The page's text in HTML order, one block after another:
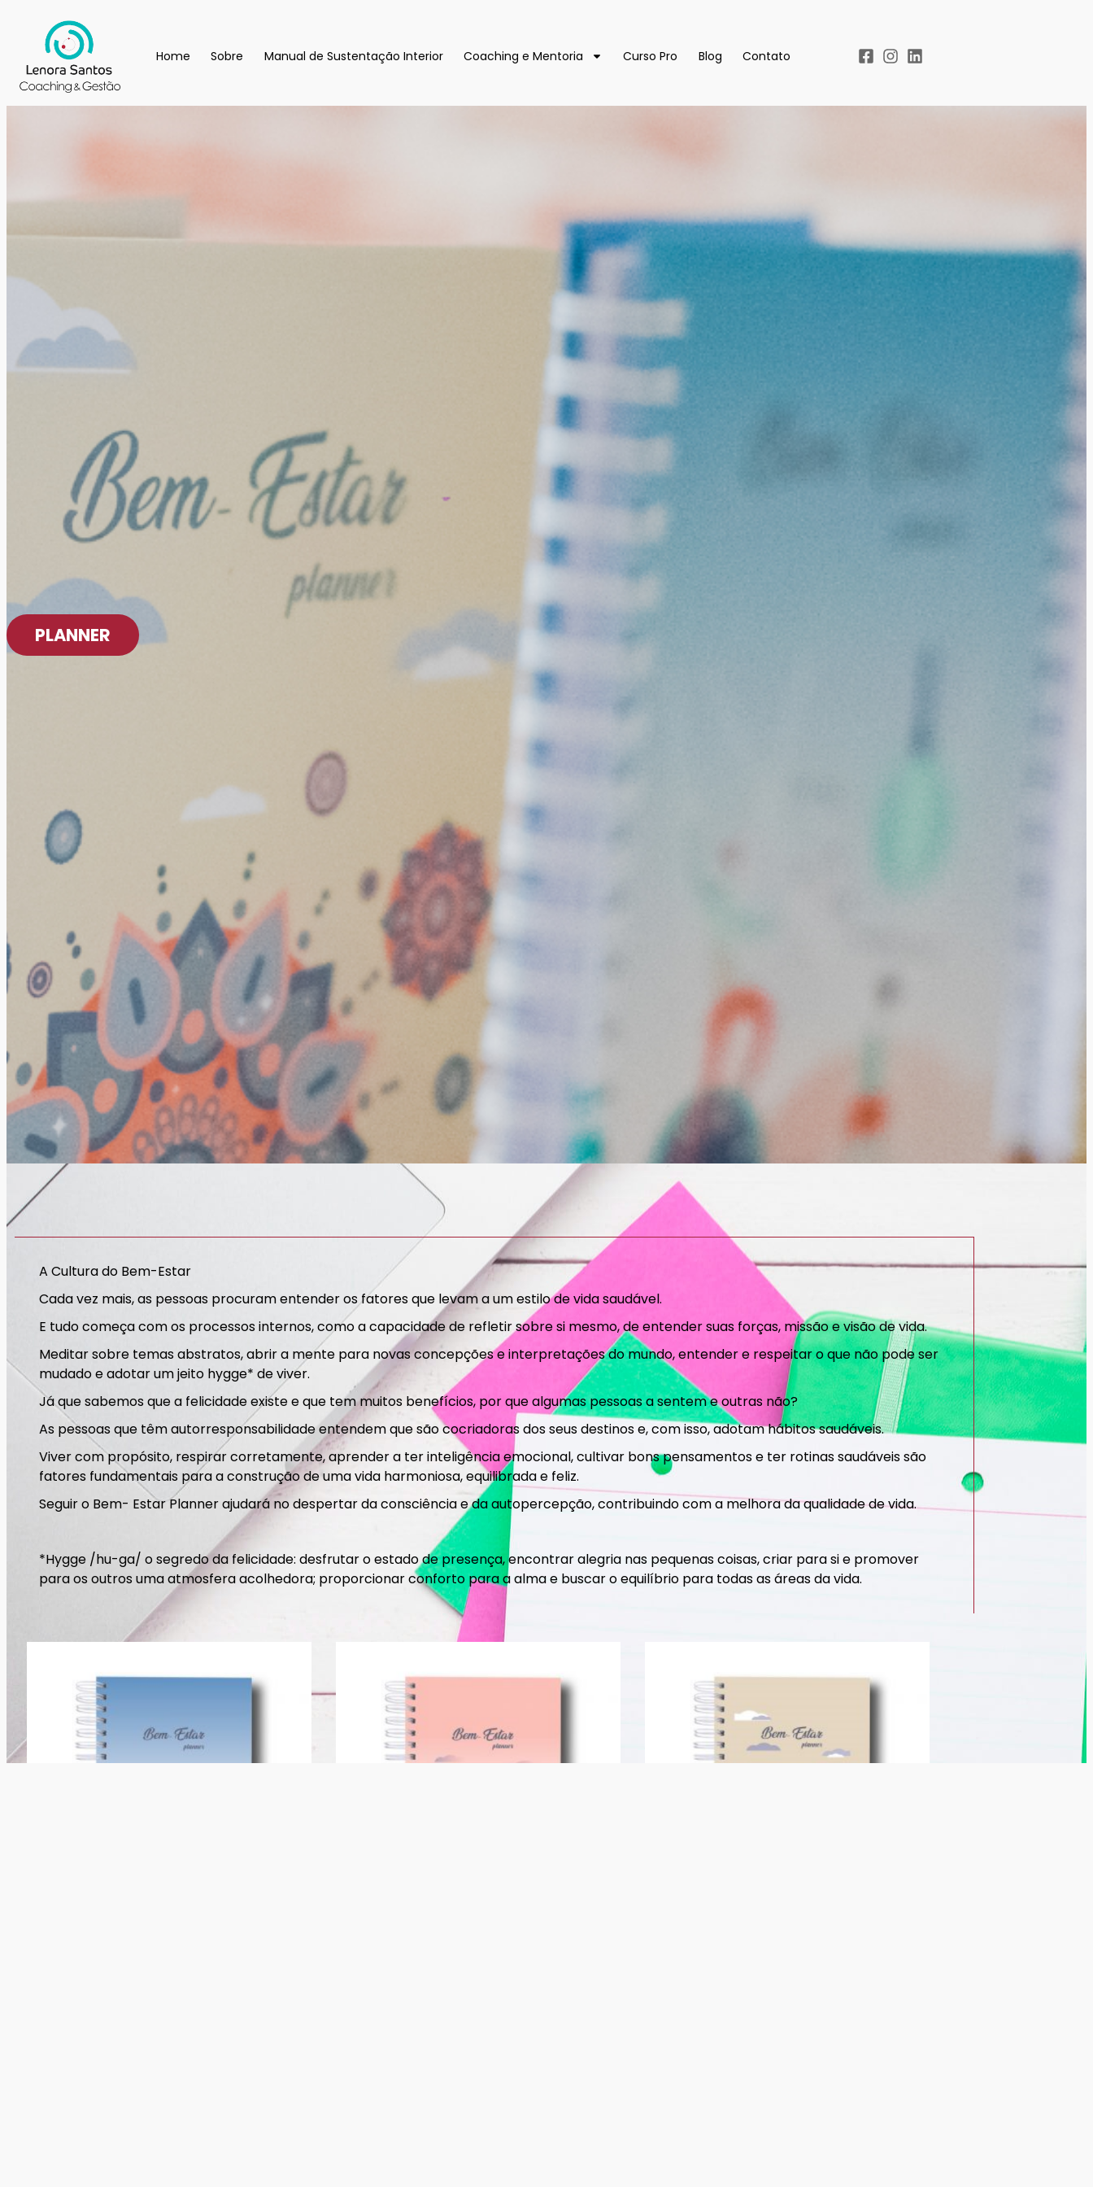
Home Sobre Manual de Sustentação Interior Coaching e Mentoria Curso Pro Blog Contato
PLANNER
A Cultura do Bem-Estar
Cada vez mais, as pessoas procuram entender os fatores que levam a um estilo de vida saudável.
E tudo começa com os processos internos, como a capacidade de refletir sobre si mesmo, de entender suas forças, missão e visão de vida.
Meditar sobre temas abstratos, abrir a mente para novas concepções e interpretações do mundo, entender e respeitar o que não pode ser
mudado e adotar um jeito hygge* de viver.
Já que sabemos que a felicidade existe e que tem muitos benefícios, por que algumas pessoas a sentem e outras não?
As pessoas que têm autorresponsabilidade entendem que são cocriadoras dos seus destinos e, com isso, adotam hábitos saudáveis.
Viver com propósito, respirar corretamente, aprender a ter inteligência emocional, cultivar bons pensamentos e ter rotinas saudáveis são
fatores fundamentais para a construção de uma vida harmoniosa, equilibrada e feliz.
Seguir o Bem- Estar Planner ajudará no despertar da consciência e da autopercepção, contribuindo com a melhora da qualidade de vida.
*Hygge /hu-ga/ o segredo da felicidade: desfrutar o estado de presença, encontrar alegria nas pequenas coisas, criar para si e promover
para os outros uma atmosfera acolhedora; proporcionar conforto para a alma e buscar o equilíbrio para todas as áreas da vida.